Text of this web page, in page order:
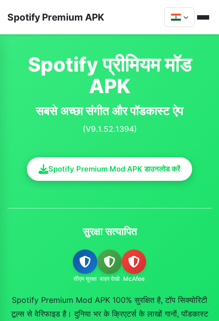
Spotify Premium APK
Spotify प्रीमियम मॉड
APK
सबसे अच्छा संगीत और पॉडकास्ट ऐप
(V9.1.52.1394)
Spotify Premium Mod APK डाउनलोड करें
सुरक्षा सत्यापित
सीएम सुरक्षा बाहर देखो McAfee
Spotify Premium Mod APK 100% सुरक्षित है, टॉप सिक्योरिटी
टूल्स से वेरिफाइड है। दुनिया भर के क्रिएटर्स के लाखों गानों, पॉडकास्ट